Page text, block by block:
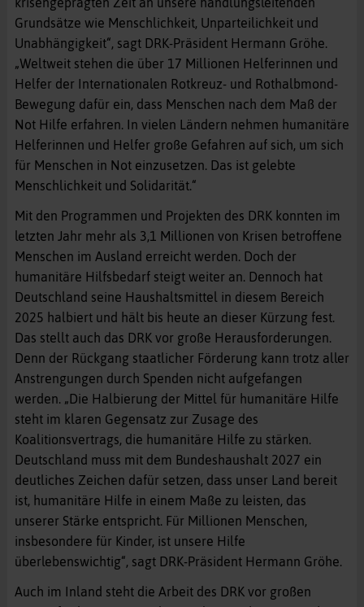
Grundsätze wie Menschlichkeit, Unparteilichkeit und
Unabhängigkeit“, sagt DRK-Präsident Hermann Gröhe.
„Weltweit stehen die über 17 Millionen Helferinnen und
Helfer der Internationalen Rotkreuz- und Rothalbmond-
Bewegung dafür ein, dass Menschen nach dem Maß der
Not Hilfe erfahren. In vielen Ländern nehmen humanitäre
Helferinnen und Helfer große Gefahren auf sich, um sich
für Menschen in Not einzusetzen. Das ist gelebte
Menschlichkeit und Solidarität.“
Mit den Programmen und Projekten des DRK konnten im
letzten Jahr mehr als 3,1 Millionen von Krisen betroffene
Menschen im Ausland erreicht werden. Doch der
humanitäre Hilfsbedarf steigt weiter an. Dennoch hat
Deutschland seine Haushaltsmittel in diesem Bereich
2025 halbiert und hält bis heute an dieser Kürzung fest.
Das stellt auch das DRK vor große Herausforderungen.
Denn der Rückgang staatlicher Förderung kann trotz aller
Anstrengungen durch Spenden nicht aufgefangen
werden. „Die Halbierung der Mittel für humanitäre Hilfe
steht im klaren Gegensatz zur Zusage des
Koalitionsvertrags, die humanitäre Hilfe zu stärken.
Deutschland muss mit dem Bundeshaushalt 2027 ein
deutliches Zeichen dafür setzen, dass unser Land bereit
ist, humanitäre Hilfe in einem Maße zu leisten, das
unserer Stärke entspricht. Für Millionen Menschen,
insbesondere für Kinder, ist unsere Hilfe
überlebenswichtig“, sagt DRK-Präsident Hermann Gröhe.
Auch im Inland steht die Arbeit des DRK vor großen